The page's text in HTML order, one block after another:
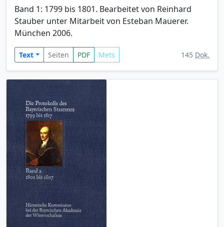
Band 1: 1799 bis 1801. Bearbeitet von Reinhard
Stauber unter Mitarbeit von Esteban Mauerer.
München 2006.
Text Seiten PDF Mets 145 Dok.